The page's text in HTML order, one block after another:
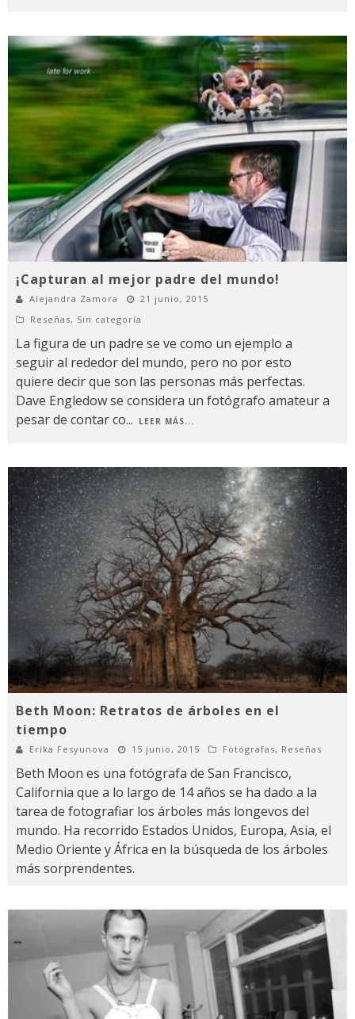
¡Capturan al mejor padre del mundo!
Alejandra Zamora
21 junio, 2015
Reseñas, Sin categoría
La figura de un padre se ve como un ejemplo a
seguir al rededor del mundo, pero no por esto
quiere decir que son las personas más perfectas.
Dave Engledow se considera un fotógrafo amateur a
pesar de contar co... LEER MÁS...
Beth Moon: Retratos de árboles en el
tiempo
Erika Fesyunova 15 junio, 2015 Fotógrafas, Reseñas
Beth Moon es una fotógrafa de San Francisco,
California que a lo largo de 14 años se ha dado a la
tarea de fotografiar los árboles más longevos del
mundo. Ha recorrido Estados Unidos, Europa, Asia, el
Medio Oriente y África en la búsqueda de los árboles
más sorprendentes.